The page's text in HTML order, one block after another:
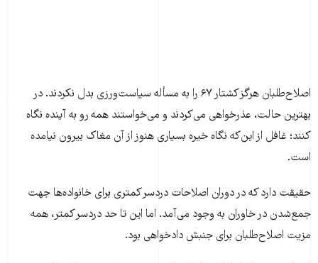
اصلاح‌طلبان هرگز کشتار ۶۷ را به مسأله سیاست‌ورزی بدل نکردند. در
بهترین حالت، عذرخواهی می‌کردند و می‌خواستند همه رو به آینده نگاه
کنند؛ غافل از این‌که نگاه خیره بسیاری هنوز از آن مغاک بیرون نیامده
است.
حقیقت دارد که در دوران اصلاحات دردسر کمتری برای خانواده‌ها جهت
جمع‌شدن در خاوران به وجود می‌آمد. اما این تا حد دردسر کمتر، همه
مزیت اصلاح‌طلبان برای جنبش دادخواهی بود.